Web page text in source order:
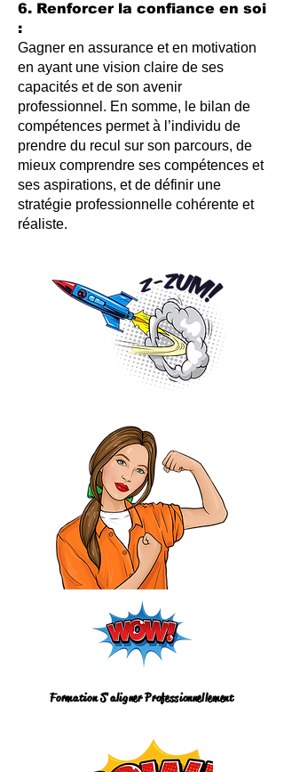
6. Renforcer la confiance en soi
:
Gagner en assurance et en motivation
en ayant une vision claire de ses
capacités et de son avenir
professionnel. En somme, le bilan de
compétences permet à l’individu de
prendre du recul sur son parcours, de
mieux comprendre ses compétences et
ses aspirations, et de définir une
stratégie professionnelle cohérente et
réaliste.
Formation S'aligner Professionnellement